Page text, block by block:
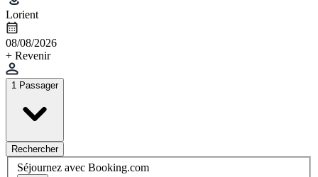
Lorient
08/08/2026
+ Revenir
1 Passager
Rechercher
Séjournez avec Booking.com